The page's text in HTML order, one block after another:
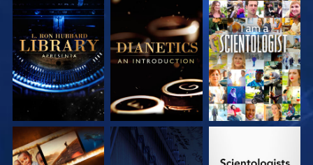
EXPLORE A SÉRIE EXPLORE A SÉRIE VEJA